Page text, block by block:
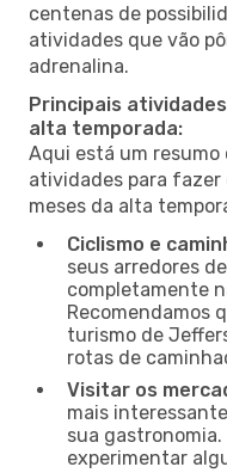
centenas de
atividades que vão
adrenalina.
Principais
alta temporada:
Aqui está um resumo
atividades para
meses da alta
Ciclismo e
seus arredores
completamente
Recomendamos
turismo de
rotas de
Visitar os
mais
sua
experimentar